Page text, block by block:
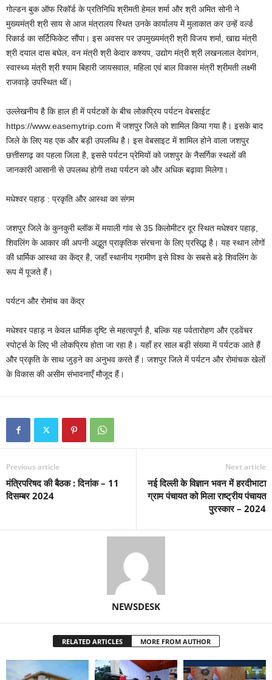
गोल्डन बुक ऑफ रिकॉर्ड के प्रतिनिधि श्रीमती हेमल शर्मा और श्री अमित सोनी ने
मुख्यमंत्री श्री साय से आज मंत्रालय स्थित उनके कार्यालय में मुलाकात कर उन्हें वर्ल्ड
रिकार्ड का सर्टिफिकेट सौंपा। इस अवसर पर उपमुख्यमंत्री श्री विजय शर्मा, खाद्य मंत्री
श्री दयाल दास बघेल, वन मंत्री श्री केदार कश्यप, उद्योग मंत्री श्री लखनलाल देवांगन,
स्वास्थ्य मंत्री श्री श्याम बिहारी जायसवाल, महिला एवं बाल विकास मंत्री श्रीमती लक्ष्मी
राजवाड़े उपस्थित थीं।
उल्लेखनीय है कि हाल ही में पर्यटकों के बीच लोकप्रिय पर्यटन वेबसाईट
https://www.easemytrip.com में जशपुर जिले को शामिल किया गया है। इसके बाद
जिले के लिए यह एक और बड़ी उपलब्धि है। इस वेबसाइट में शामिल होने वाला जशपुर
छत्तीसगढ़ का पहला जिला है, इससे पर्यटन प्रेमियों को जशपुर के नैसर्गिक स्थलों की
जानकारी आसानी से उपलब्ध होगी तथा पर्यटन को और अधिक बढ़ावा मिलेगा।
मधेश्वर पहाड़ : प्रकृति और आस्था का संगम
जशपुर जिले के कुनकुरी ब्लॉक में मयाली गांव से 35 किलोमीटर दूर स्थित मधेश्वर पहाड़,
शिवलिंग के आकार की अपनी अद्भुत प्राकृतिक संरचना के लिए प्रसिद्ध है। यह स्थान लोगों
की धार्मिक आस्था का केंद्र है, जहाँ स्थानीय ग्रामीण इसे विश्व के सबसे बड़े शिवलिंग के
रूप में पूजते हैं।
पर्यटन और रोमांच का केंद्र
मधेश्वर पहाड़ न केवल धार्मिक दृष्टि से महत्वपूर्ण है, बल्कि यह पर्वतारोहण और एडवेंचर
स्पोर्ट्स के लिए भी लोकप्रिय होता जा रहा है। यहाँ हर साल बड़ी संख्या में पर्यटक आते हैं
और प्रकृति के साथ जुड़ने का अनुभव करते हैं। जशपुर जिले में पर्यटन और रोमांचक खेलों
के विकास की असीम संभावनाएँ मौजूद हैं।
Previous article
मंत्रिपरिषद की बैठक : दिनांक – 11
दिसम्बर 2024
Next article
नई दिल्ली के विज्ञान भवन में हरदीभाटा
ग्राम पंचायत को मिला राष्ट्रीय पंचायत
पुरस्कार – 2024
NEWSDESK
RELATED ARTICLES MORE FROM AUTHOR